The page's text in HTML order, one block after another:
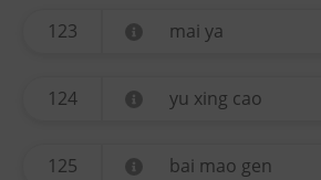
123 mai ya
124 yu xing cao
125 bai mao gen